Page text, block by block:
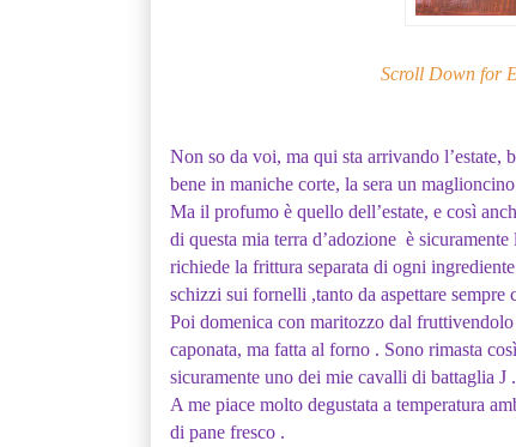
Scroll Down for
Non so da voi, ma qui sta arrivando l’estate,
bene in maniche corte, la sera un
Ma il profumo è quello dell’estate, e così
di questa mia terra d’adozione è
richiede la frittura separata di ogni
schizzi sui fornelli ,tanto da aspettare
Poi domenica con maritozzo dal
caponata, ma fatta al forno . Sono rimasta
sicuramente uno dei mie cavalli di battaglia J .
A me piace molto degustata a temperatura
di pane fresco .